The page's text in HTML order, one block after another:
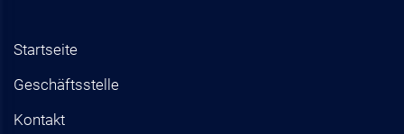
Startseite
Geschäftsstelle
Kontakt